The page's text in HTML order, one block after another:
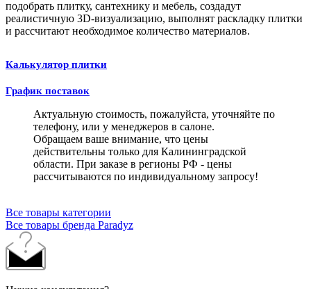
подобрать плитку, сантехнику и мебель, создадут
реалистичную 3D-визуализацию, выполнят раскладку плитки
и рассчитают необходимое количество материалов.
Калькулятор плитки
График поставок
Актуальную стоимость, пожалуйста, уточняйте по
телефону, или у менеджеров в салоне.
Обращаем ваше внимание, что цены
действительны только для Калининградской
области. При заказе в регионы РФ - цены
рассчитываются по индивидуальному запросу!
Все товары категории
Все товары бренда Paradyz